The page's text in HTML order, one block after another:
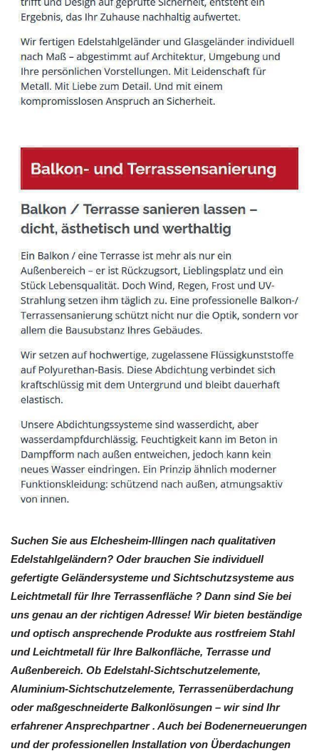
Suchen Sie aus Elchesheim-Illingen nach qualitativen
Edelstahlgeländern? Oder brauchen Sie individuell
gefertigte Geländersysteme und Sichtschutzsysteme aus
Leichtmetall für Ihre Terrassenfläche ? Dann sind Sie bei
uns genau an der richtigen Adresse! Wir bieten beständige
und optisch ansprechende Produkte aus rostfreiem Stahl
und Leichtmetall für Ihre Balkonfläche, Terrasse und
Außenbereich. Ob Edelstahl-Sichtschutzelemente,
Aluminium-Sichtschutzelemente, Terrassenüberdachung
oder maßgeschneiderte Balkonlösungen – wir sind Ihr
erfahrener Ansprechpartner . Auch bei Bodenerneuerungen
und der professionellen Installation von Überdachungen